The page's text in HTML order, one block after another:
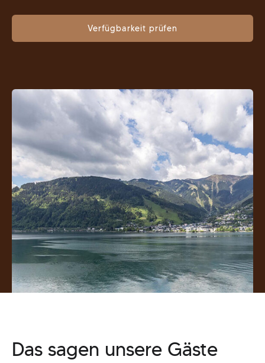
Verfügbarkeit prüfen
Das sagen unsere Gäste